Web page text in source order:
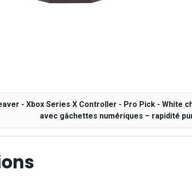
- Xbox Series X Controller - Pro Pick -
avec gâchettes numériques – rapidité